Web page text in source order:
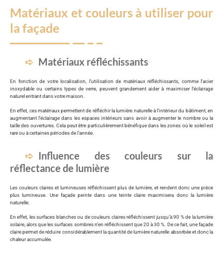
Matériaux et couleurs à utiliser pour
la façade
Matériaux réfléchissants
En fonction de votre localisation, l’utilisation de matériaux réfléchissants, comme l’acier
inoxydable ou certains types de verre, peuvent grandement aider à maximiser l’éclairage
naturel entrant dans votre maison.
En effet, ces matériaux permettent de réfléchir la lumière naturelle à l’intérieur du bâtiment, en
augmentant l’éclairage dans les espaces intérieurs sans avoir à augmenter le nombre ou la
taille des ouvertures. Cela peut être particulièrement bénéfique dans les zones où le soleil est
rare ou à certaines périodes de l’année.
Influence des couleurs sur la
réflectance de lumière
Les couleurs claires et lumineuses réfléchissent plus de lumière, et rendent donc une pièce
plus lumineuse. Une façade peinte dans une teinte claire maximisera donc la lumière
naturelle.
En effet, les surfaces blanches ou de couleurs claires réfléchissent jusqu’à 90 % de la lumière
solaire, alors que les surfaces sombres n’en réfléchissent que 20 à 30 %. De ce fait, une façade
claire permet de réduire considérablement la quantité de lumière naturelle absorbée et donc la
chaleur accumulée.